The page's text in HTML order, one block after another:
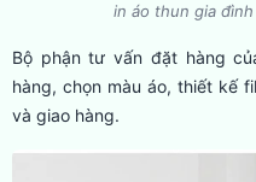
in áo thun gia
Bộ phận tư vấn đặt hàng
hàng, chọn màu áo, thiết kế
và giao hàng.